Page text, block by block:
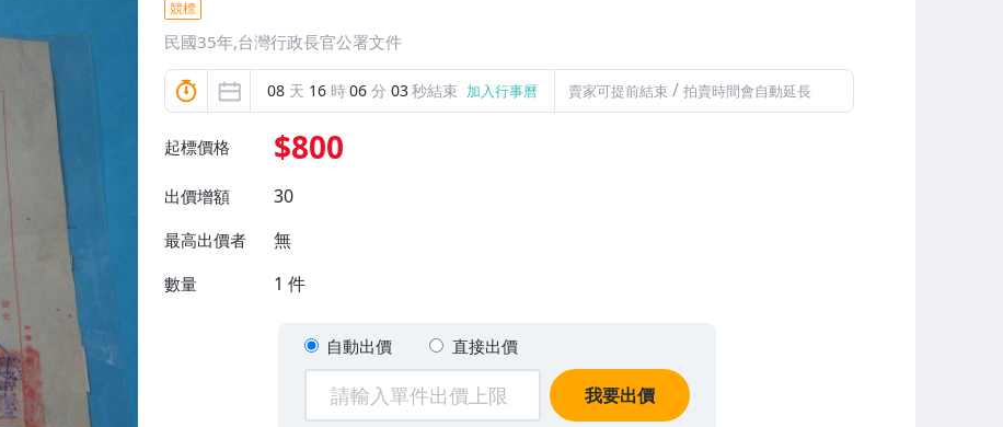
競標
民國35年,台灣行政長官公署文件
08 天 16 時06 分 01秒結束 加入行事曆 賣家可提前結束 / 拍賣時間會自動延長
起標價格 $800
出價增額 30
最高出價者 無
數量 1 件
自動出價 直接出價
我要出價